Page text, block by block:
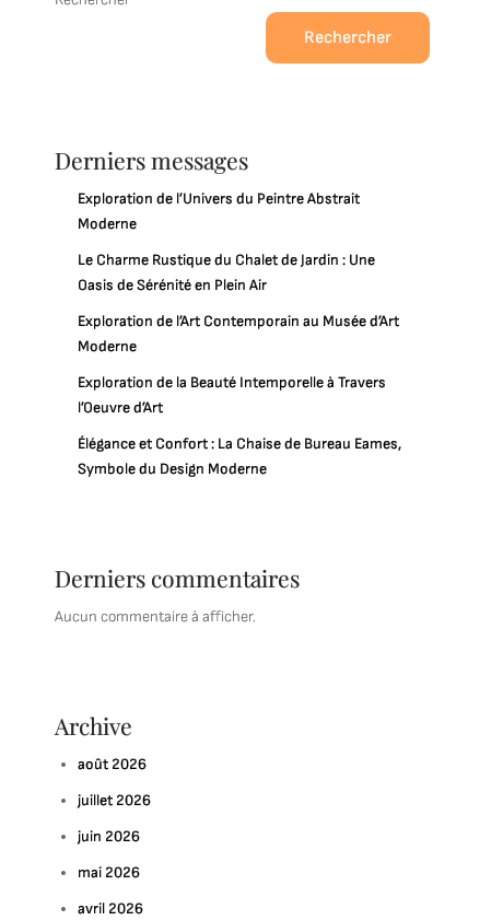
Rechercher
Derniers messages
Exploration de l’Univers du Peintre Abstrait
Moderne
Le Charme Rustique du Chalet de Jardin : Une
Oasis de Sérénité en Plein Air
Exploration de l’Art Contemporain au Musée d’Art
Moderne
Exploration de la Beauté Intemporelle à Travers
l’Oeuvre d’Art
Élégance et Confort : La Chaise de Bureau Eames,
Symbole du Design Moderne
Derniers commentaires
Aucun commentaire à afficher.
Archive
août 2026
juillet 2026
juin 2026
mai 2026
avril 2026